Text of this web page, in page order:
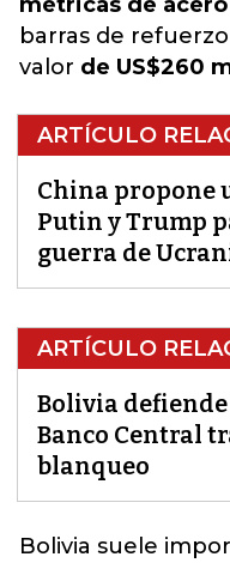
barras de
valor de US$260
ARTÍCULO
China propone
Putin y Trump
guerra de
ARTÍCULO
Bolivia
Banco Central
blanqueo
Bolivia suele